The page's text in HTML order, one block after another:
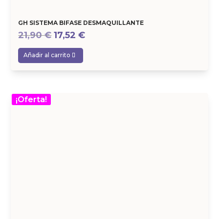
GH SISTEMA BIFASE DESMAQUILLANTE
21,90€ El
precio
original
era:
17,52€El
es:
Añadir al carrito
¡Oferta!